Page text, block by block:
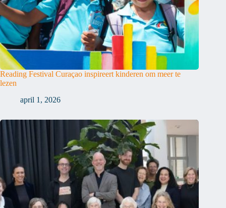
Reading Festival Curaçao inspireert kinderen om meer te
lezen
april 1, 2026